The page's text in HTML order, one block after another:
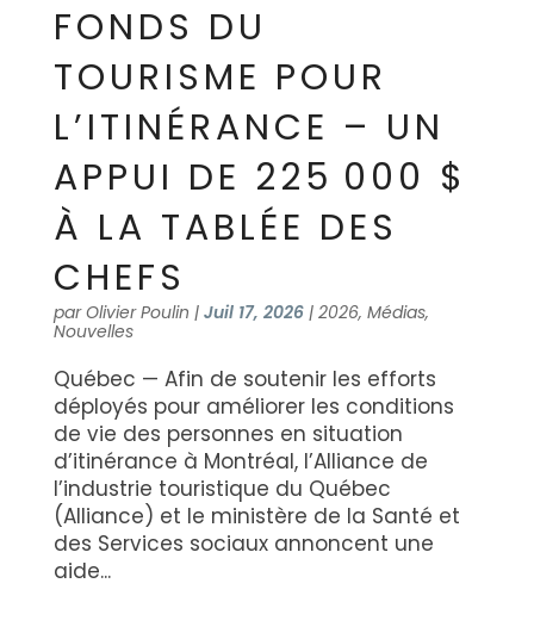
FONDS DU
TOURISME POUR
L’ITINÉRANCE – UN
APPUI DE 225 000 $
À LA TABLÉE DES
CHEFS
parOlivier Poulin | Juil 17, 2026| 2026, Médias,
Nouvelles
Québec — Afin de soutenir les efforts
déployés pour améliorer les conditions
de vie des personnes en situation
d’itinérance à Montréal, l’Alliance de
l’industrie touristique du Québec
(Alliance) et le ministère de la Santé et
des Services sociaux annoncent une
aide...